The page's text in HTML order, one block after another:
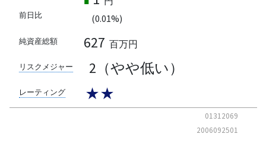
前日比
(0.01%)
純資産総額 627 百万円
リスクメジャー 2（やや低い）
レーティング ★★
01312069
2006092501